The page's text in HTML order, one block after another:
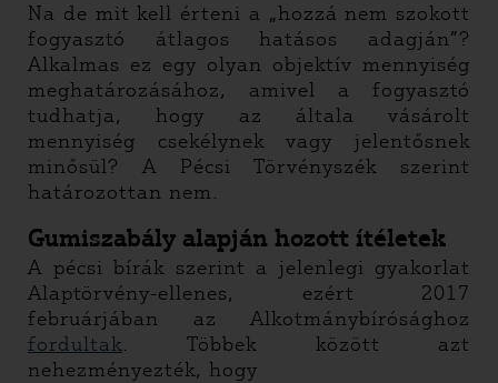
Na de mit kell érteni a „hozzá nem szokott
fogyasztó átlagos hatásos adagján”?
Alkalmas ez egy olyan objektív mennyiség
meghatározásához, amivel a fogyasztó
tudhatja, hogy az általa vásárolt
mennyiség csekélynek vagy jelentősnek
minősül? A Pécsi Törvényszék szerint
határozottan nem.
Gumiszabály alapján hozott ítéletek
A pécsi bírák szerint a jelenlegi gyakorlat
Alaptörvény-ellenes, ezért 2017
februárjában az Alkotmánybírósághoz
fordultak. Többek között azt
nehezményezték, hogy